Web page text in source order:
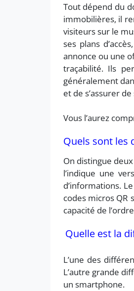
Tout dépend du
immobilières, il
visiteurs sur le
ses plans
annonce ou une
traçabilité. Ils
généralement
et de s’assurer
Vous l’aurez
Quels sont les
On distingue
l’indique une
d’informations.
codes micros
capacité de
Quelle est la
L’une des
L’autre grande
un smartphone.